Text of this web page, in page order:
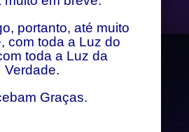
portanto, até muito
com toda a Luz do
toda a Luz da
Verdade.
Graças.